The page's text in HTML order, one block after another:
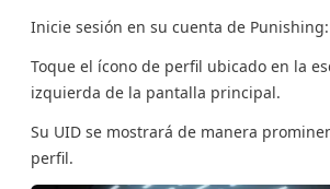
Inicie sesión en su cuenta de Punishing:
Toque el ícono de perfil ubicado en la
izquierda de la pantalla principal.
Su UID se mostrará de manera
perfil.